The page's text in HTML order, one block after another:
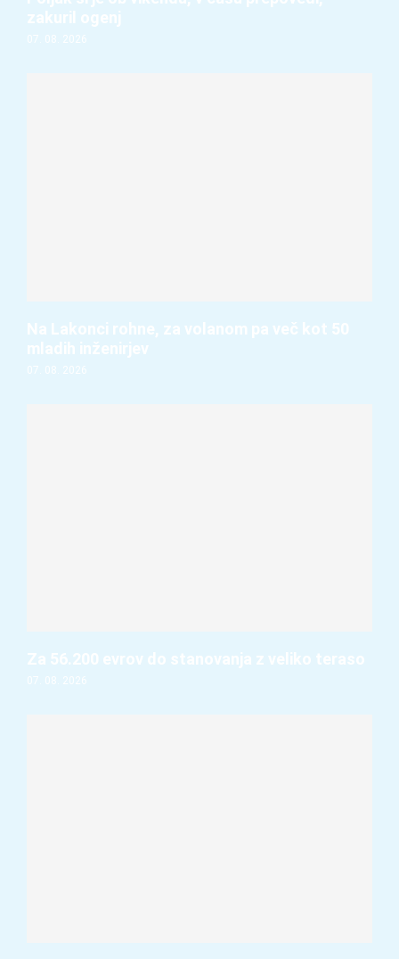
zakuril ogenj
07. 08. 2026
Na Lakonci rohne, za volanom pa več kot 50
mladih inženirjev
07. 08. 2026
Za 56.200 evrov do stanovanja z veliko teraso
07. 08. 2026